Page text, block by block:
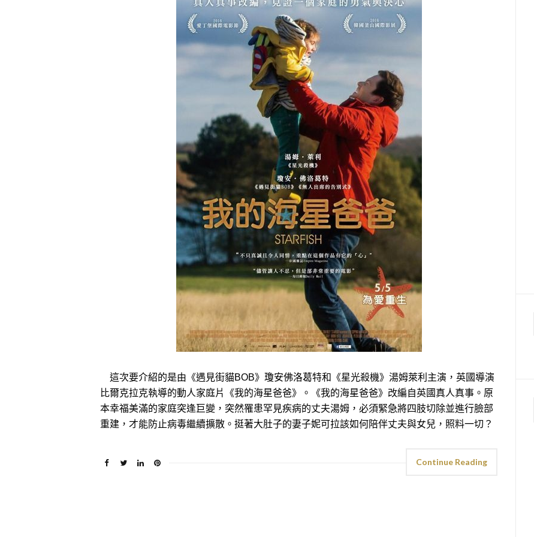
這次要介紹的是由《遇見街貓BOB》瓊安佛洛葛特和《星光殺機》湯姆萊利主演，英國導演
比爾克拉克執導的動人家庭片《我的海星爸爸》。《我的海星爸爸》改編自英國真人真事。原
本幸福美滿的家庭突逢巨變，突然罹患罕見疾病的丈夫湯姆，必須緊急將四肢切除並進行臉部
重建，才能防止病毒繼續擴散。挺著大肚子的妻子妮可拉該如何陪伴丈夫與女兒，照料一切？
Continue Reading